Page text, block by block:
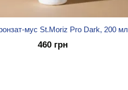
мус St.Moriz Pro Dark, 200 мл
460 грн